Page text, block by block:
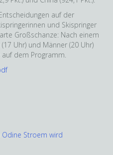
auf der
und Skispringer
Großschanze: Nach einem
Uhr) und Männer (20 Uhr)
auf dem Programm.
Odine Stroem wird